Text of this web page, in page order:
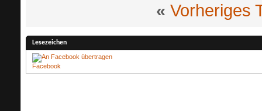
« Vorheriges
Lesezeichen
Facebook